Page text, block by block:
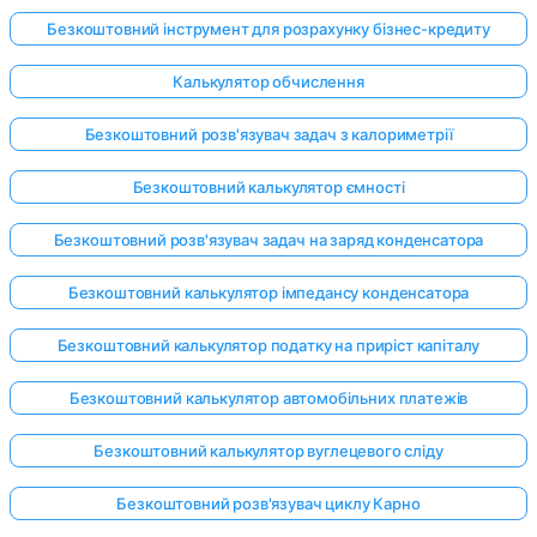
Безкоштовний інструмент для розрахунку бізнес-кредиту
Калькулятор обчислення
Безкоштовний розв'язувач задач з калориметрії
Безкоштовний калькулятор ємності
Безкоштовний розв'язувач задач на заряд конденсатора
Безкоштовний калькулятор імпедансу конденсатора
Безкоштовний калькулятор податку на приріст капіталу
Безкоштовний калькулятор автомобільних платежів
Безкоштовний калькулятор вуглецевого сліду
Безкоштовний розв'язувач циклу Карно